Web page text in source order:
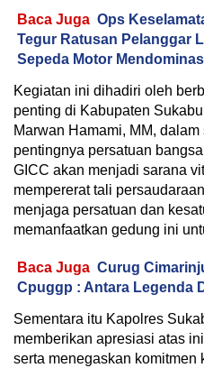
Baca Juga Ops
Tegur Ratusan Pelanggar
Sepeda Motor
Kegiatan ini dihadiri oleh
penting di Kabupaten
Marwan Hamami, MM,
pentingnya persatuan
GICC akan menjadi sarana
mempererat tali
menjaga persatuan dan
memanfaatkan gedung ini
Baca Juga Curug
Cpuggp : Antara Legenda
Sementara itu Kapolres
memberikan apresiasi atas
serta menegaskan komitmen